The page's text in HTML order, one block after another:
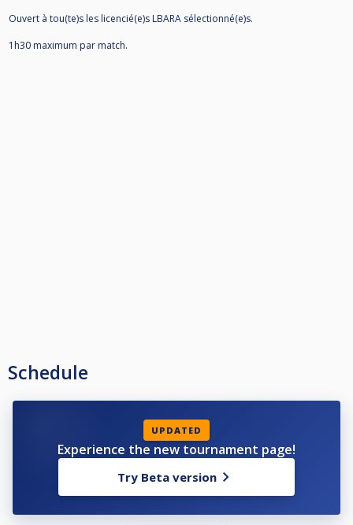
Ouvert à tou(te)s les licencié(e)s LBARA sélectionné(e)s.
1h30 maximum par match.
Schedule
UPDATED
Experience the new tournament page!
Try Beta version